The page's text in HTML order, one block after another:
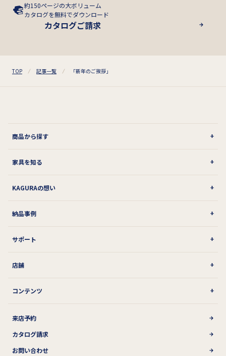
約150ページの大ボリューム
カタログを無料でダウンロード
カタログご請求
TOP 記事一覧 「新年のご挨拶」
商品から探す
家具を知る
KAGURAの想い
納品事例
サポート
店舗
コンテンツ
来店予約
カタログ請求
お問い合わせ